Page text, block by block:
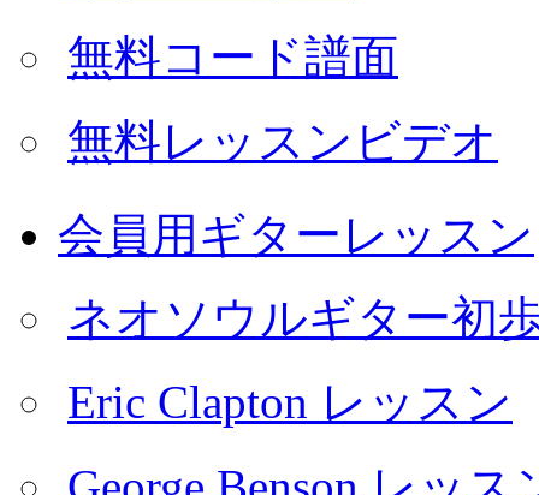
無料コード譜面
無料レッスンビデオ
会員用ギターレッスン
ネオソウルギター初
Eric Clapton レッスン